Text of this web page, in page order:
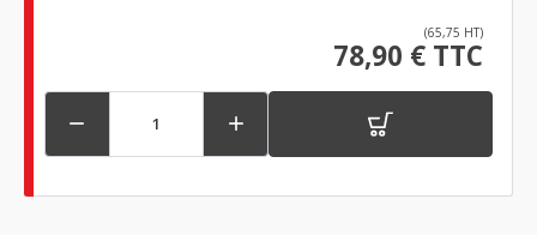
(65,75 HT)
78,90 € TTC
 